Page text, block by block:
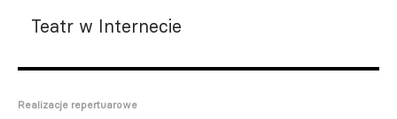
Teatr w Internecie
Realizacje repertuarowe